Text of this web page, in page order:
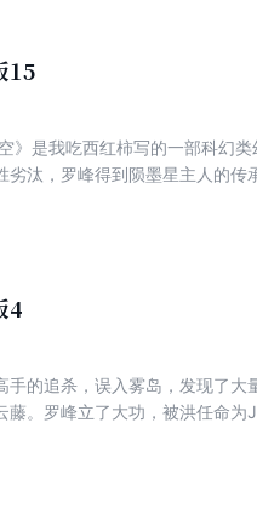
15
劣汰，罗峰得到陨墨星主人的
4
手的追杀，误入雾岛，发现了
藤。罗峰立了大功，被洪任命